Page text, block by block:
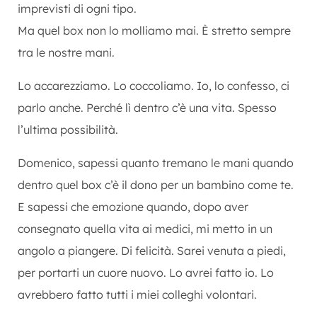
imprevisti di ogni tipo.
Ma quel box non lo molliamo mai. È stretto sempre
tra le nostre mani.
Lo accarezziamo. Lo coccoliamo. Io, lo confesso, ci
parlo anche. Perché lì dentro c’è una vita. Spesso
l’ultima possibilità.
Domenico, sapessi quanto tremano le mani quando
dentro quel box c’è il dono per un bambino come te.
E sapessi che emozione quando, dopo aver
consegnato quella vita ai medici, mi metto in un
angolo a piangere. Di felicità. Sarei venuta a piedi,
per portarti un cuore nuovo. Lo avrei fatto io. Lo
avrebbero fatto tutti i miei colleghi volontari.